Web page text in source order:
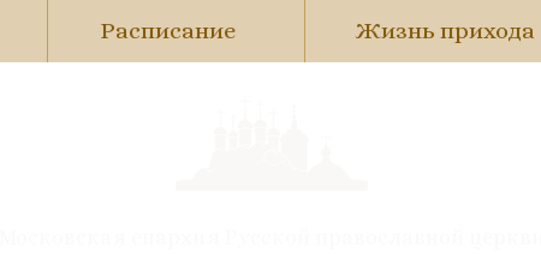
Жизнь прихода
Расписание